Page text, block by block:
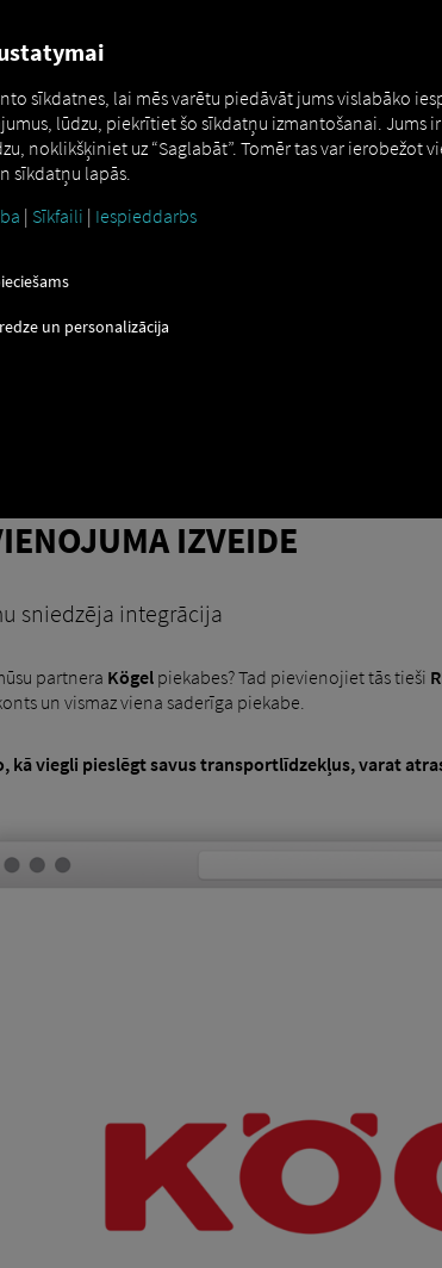
IZVEIDE
sniedzēja integrācija
partnera Kögelpiekabes? Tad pievienojiet tās tieši
un vismaz viena saderīga piekabe.
kā viegli pieslēgt savus transportlīdzekļus, varat
sīkdatnes, lai mēs varētu piedāvāt jums vislabāko
lūdzu, piekrītiet šo sīkdatņu izmantošanai.
noklikšķiniet uz “Saglabāt”. Tomēr tas var
sīkdatņu lapās.
| Sīkfaili | Iespieddarbs
un personalizācija